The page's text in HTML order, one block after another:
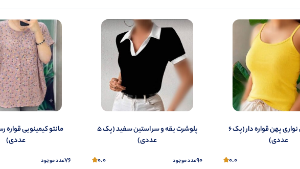
تاپ ۲ بندی نواری پهن قواره دار (پک 6
عددی)
0.0
پلوشرت یقه و سر استین سفید (پک 5
عددی)
90عدد موجود 0.0
عددی)
76عدد موجود